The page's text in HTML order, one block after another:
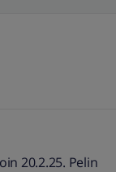
20.2.25. Pelin